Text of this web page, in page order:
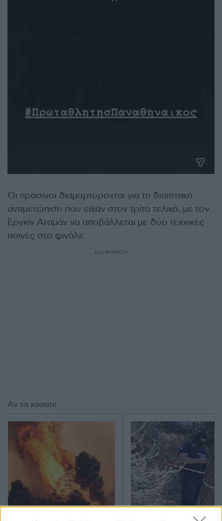
Οι πράσινοι διαμαρτύρονται για τη διαιτητική
αντιμετώπιση που είχαν στον τρίτο τελικό, με τον
Εργκίν Αταμάν να αποβάλλεται με δύο τεχνικές
ποινές στο φινάλε.
ΔΙΑΦΗΜΙΣΗ
Αν τα χάσατε